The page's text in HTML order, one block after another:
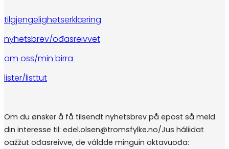
tilgjengelighetserklæring
nyhetsbrev/ođasreivvet
om oss/min birra
lister/listtut
Om du ønsker å få tilsendt nyhetsbrev på epost så meld
din interesse til: edel.olsen@tromsfylke.no/Jus háliidat
oažžut ođasreivve, de váldde minguin oktavuođa: